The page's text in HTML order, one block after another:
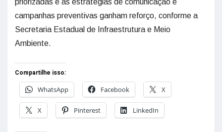
priorizadas e as estratégias de comunicação e
campanhas preventivas ganham reforço, conforme a
Secretaria Estadual de Infraestrutura e Meio
Ambiente.
Compartilhe isso:
WhatsApp
Facebook X
X Pinterest LinkedIn